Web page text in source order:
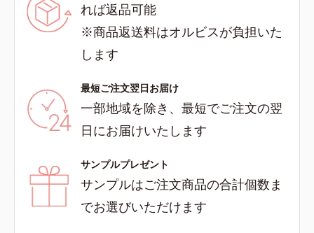
れば返品可能
※商品返送料はオルビスが負担いた
します
最短ご注文翌日お届け
一部地域を除き、最短でご注文の翌
日にお届けいたします
サンプルプレゼント
サンプルはご注文商品の合計個数ま
でお選びいただけます